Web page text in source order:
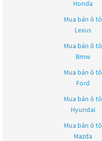
Honda
Mua bán ô tô
Lexus
Mua bán ô tô
Bmw
Mua bán ô tô
Ford
Mua bán ô tô
Hyundai
Mua bán ô tô
Mazda